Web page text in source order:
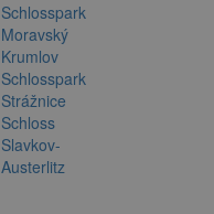
Schlosspark
Moravský
Krumlov
Schlosspark
Strážnice
Schloss
Slavkov-
Austerlitz